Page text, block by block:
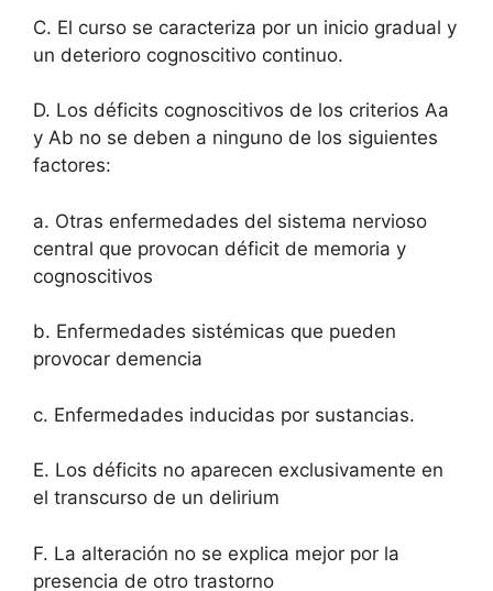
C. El curso se caracteriza por un inicio gradual y
un deterioro cognoscitivo continuo.
D. Los déficits cognoscitivos de los criterios Aa
y Ab no se deben a ninguno de los siguientes
factores:
a. Otras enfermedades del sistema nervioso
central que provocan déficit de memoria y
cognoscitivos
b. Enfermedades sistémicas que pueden
provocar demencia
c. Enfermedades inducidas por sustancias.
E. Los déficits no aparecen exclusivamente en
el transcurso de un delirium
F. La alteración no se explica mejor por la
presencia de otro trastorno